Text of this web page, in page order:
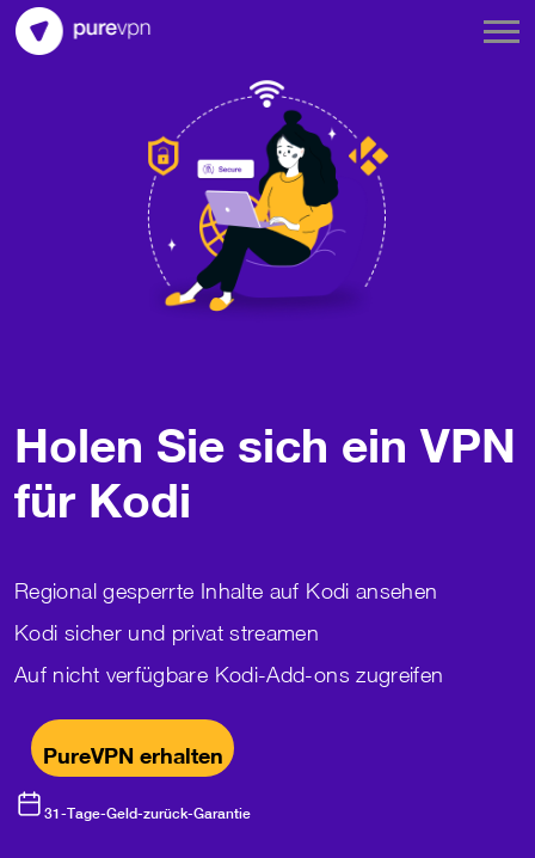
Holen Sie sich ein VPN
für Kodi
Regional gesperrte Inhalte auf Kodi ansehen
Kodi sicher und privat streamen
Auf nicht verfügbare Kodi-Add-ons zugreifen
PureVPN erhalten
31-Tage-Geld-zurück-Garantie